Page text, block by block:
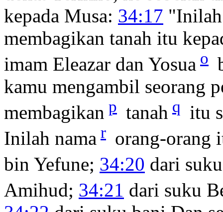
kepada Musa: 34:17 "Inilah
membagikan tanah itu
imam Eleazar dan Yosua o
kamu mengambil seorang
membagikan p tanah q itu
Inilah nama r orang-orang
bin Yefune; 34:20 dari
Amihud; 34:21 dari suku